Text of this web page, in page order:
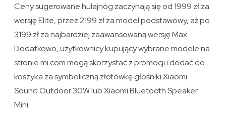
Ceny sugerowane hulajnóg zaczynają się od 1999 zł za
wersję Elite, przez 2199 zł za model podstawowy, aż po
3199 zł za najbardziej zaawansowaną wersję Max.
Dodatkowo, użytkownicy kupujący wybrane modele na
stronie mi.com mogą skorzystać z promocji i dodać do
koszyka za symboliczną złotówkę głośniki Xiaomi
Sound Outdoor 30W lub Xiaomi Bluetooth Speaker
Mini.